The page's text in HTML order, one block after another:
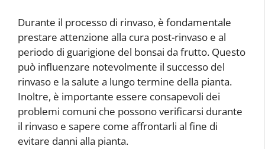
Durante il processo di rinvaso, è fondamentale
prestare attenzione alla cura post-rinvaso e al
periodo di guarigione del bonsai da frutto. Questo
può influenzare notevolmente il successo del
rinvaso e la salute a lungo termine della pianta.
Inoltre, è importante essere consapevoli dei
problemi comuni che possono verificarsi durante
il rinvaso e sapere come affrontarli al fine di
evitare danni alla pianta.